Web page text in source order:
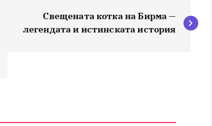
Свещената котка на Бирма —
легендата и истинската история